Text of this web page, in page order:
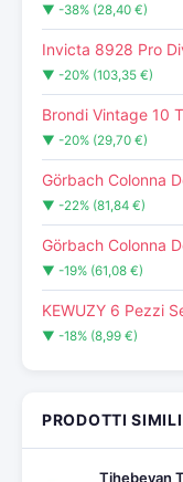
▼ -38% (28,40 €)
Invicta 8928 Pro
▼ -20% (103,35 €)
Brondi Vintage 10
▼ -20% (29,70 €)
Görbach Colonna
▼ -22% (81,84 €)
Görbach Colonna
▼ -19% (61,08 €)
KEWUZY 6 Pezzi
▼ -18% (8,99 €)
PRODOTTI SIMILI
Tihebeyan